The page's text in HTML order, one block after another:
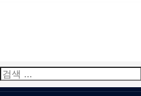
검
색:
유성룸싸롱 O1O.4832.3589 대